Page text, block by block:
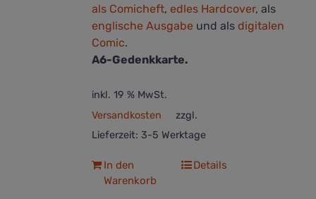
als Comicheft, edles Hardcover, als
englische Ausgabe und als digitalen
Comic.
A6-Gedenkkarte.
inkl. 19 % MwSt.
zzgl.
Versandkosten
Lieferzeit: 3-5 Werktage
In den
Warenkorb
Details